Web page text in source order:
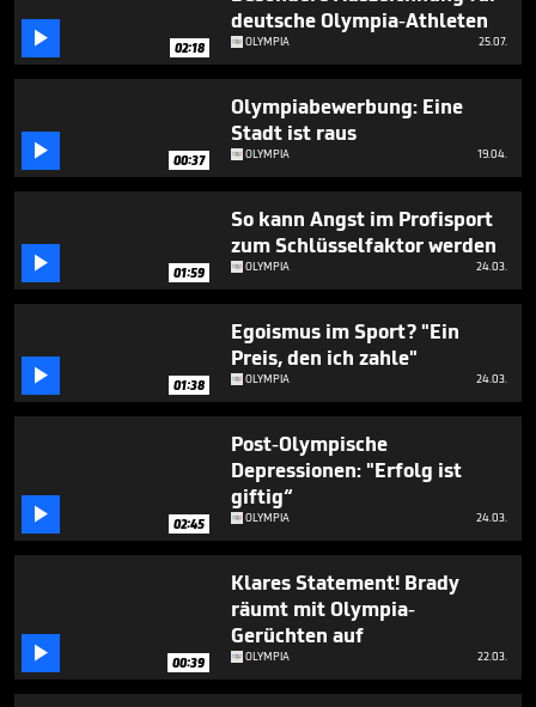
seconds
 02:18
deutsche Olympia-Athleten
OLYMPIA 25.07.
 00:37
Olympiabewerbung: Eine
Stadt ist raus
OLYMPIA 19.04.
 01:59
So kann Angst im Profisport
zum Schlüsselfaktor werden
OLYMPIA 24.03.
 01:38
Egoismus im Sport? "Ein
Preis, den ich zahle"
OLYMPIA 24.03.
 02:45
Post-Olympische
Depressionen: "Erfolg ist
giftig“
OLYMPIA 24.03.
 00:39
Klares Statement! Brady
räumt mit Olympia-
Gerüchten auf
OLYMPIA 22.03.